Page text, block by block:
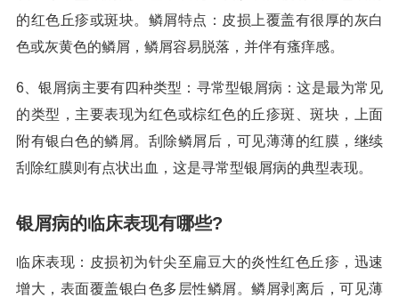
的红色丘疹或斑块。鳞屑特点：皮损上覆盖有很厚的灰白
色或灰黄色的鳞屑，鳞屑容易脱落，并伴有瘙痒感。
6、银屑病主要有四种类型：寻常型银屑病：这是最为常见
的类型，主要表现为红色或棕红色的丘疹斑、斑块，上面
附有银白色的鳞屑。刮除鳞屑后，可见薄薄的红膜，继续
刮除红膜则有点状出血，这是寻常型银屑病的典型表现。
银屑病的临床表现有哪些?
临床表现：皮损初为针尖至扁豆大的炎性红色丘疹，迅速
增大，表面覆盖银白色多层性鳞屑。鳞屑剥离后，可见薄